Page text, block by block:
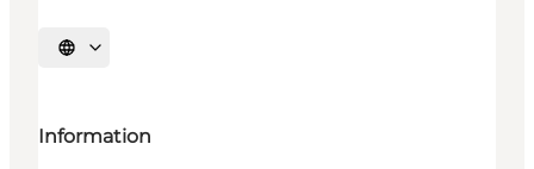
Vælg sprog
Information